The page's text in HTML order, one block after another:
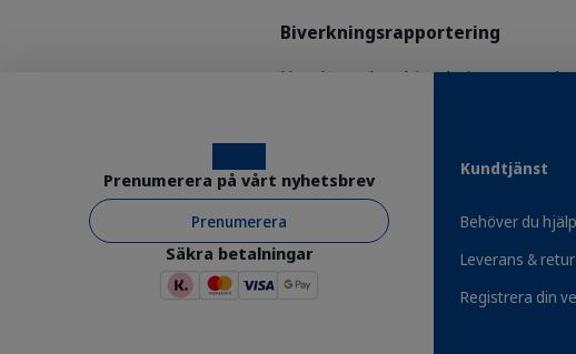
Biverkningsrapportering
Har du upplevt biverkningar som
sätt.
Kundtjänst
Behöver du
Leverans & retur
Registrera din
Prenumerera på vårt nyhetsbrev
Prenumerera
Säkra betalningar